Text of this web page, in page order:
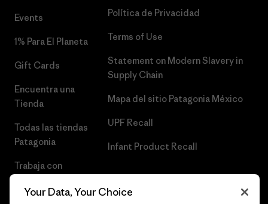
Events
1% Para El Planeta
Gift Cards
Encuentra una
Tienda
Todas las tiendas
Patagonia
Trabaja con
Política de Privacidad
Terms of Use
Statement on Modern Slavery in
Supply Chain
Mapa del sitio Patagonia México
UPF Recall
Infant Product Recall
Your Data, Your Choice